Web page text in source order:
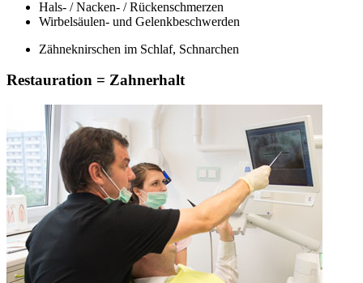
Hals- / Nacken- / Rückenschmerzen
Wirbelsäulen- und Gelenkbeschwerden
Zähneknirschen im Schlaf, Schnarchen
Restauration = Zahnerhalt